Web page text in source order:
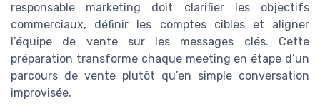
responsable marketing doit clarifier les objectifs
commerciaux, définir les comptes cibles et aligner
l’équipe de vente sur les messages clés. Cette
préparation transforme chaque meeting en étape d’un
parcours de vente plutôt qu’en simple conversation
improvisée.